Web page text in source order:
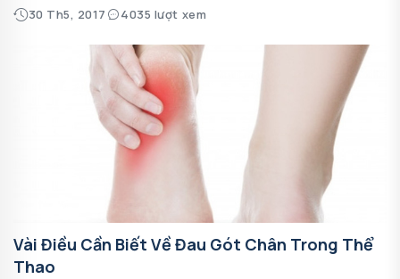
30 Th5, 2017 4035 lượt xem
Vài Điều Cần Biết Về Đau Gót Chân Trong Thể
Thao